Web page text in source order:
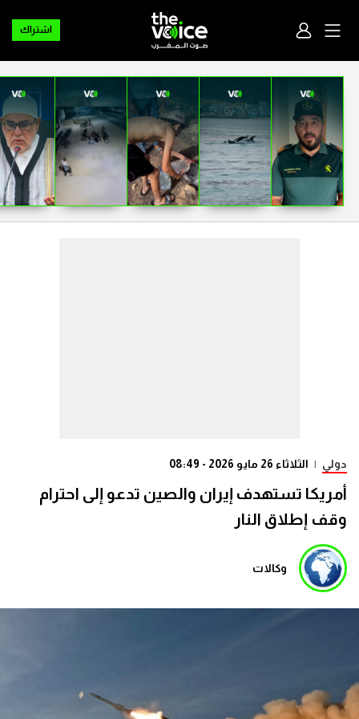
اشتراك
دولي | الثلاثاء 26 مايو 2026 - 08:49
أمريكا تستهدف إيران والصين تدعو إلى احترام
وقف إطلاق النار
وكالات